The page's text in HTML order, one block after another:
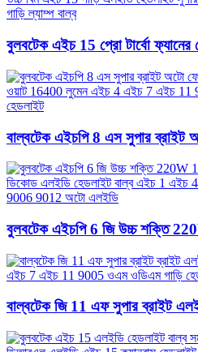
বুলবটেক এইচ 15 প্রো টার্বো ফ্যানের
বাল্বটেক এইচপি 8 এস সুপার
বুলবটেক এইচপি 6 জি উচ্চ শক্তি
বাল্বটেক জি 11 এফ সুপার ব্রাইট